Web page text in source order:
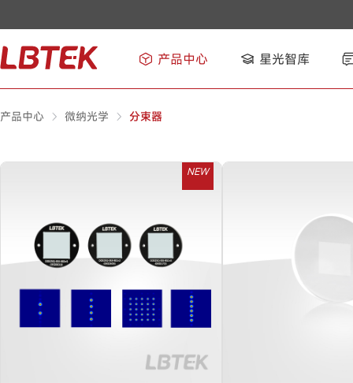
产品中心 星光智库
产品中心 微纳光学 分束器
NEW